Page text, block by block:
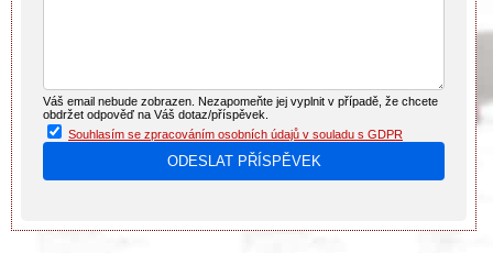
Váš email nebude zobrazen. Nezapomeňte jej vyplnit v případě, že chcete
obdržet odpověď na Váš dotaz/příspěvek.
Souhlasím se zpracováním osobních údajů v souladu s GDPR